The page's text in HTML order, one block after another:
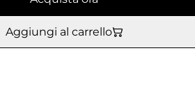
Aggiungi al carrello